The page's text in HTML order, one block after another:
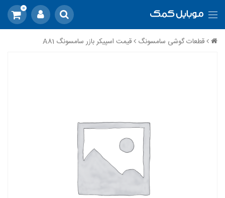
0
قطعات گوشی سامسونگ قیمت اسپیکر بازر سامسونگ A81